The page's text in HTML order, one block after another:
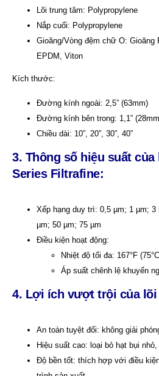
Lõi trung tâm: Polypropylene
Nắp cuối: Polypropylene
Gioăng/Vòng đệm chữ O: Gioăng
EPDM, Viton
Kích thước:
Đường kính ngoài: 2,5” (63mm)
Đường kính bên trong: 1,1”
Chiều dài: 10”, 20”, 30”, 40”
3. Thông số hiệu suấtcủa
Series Filtrafine:
Xếp hạng duy trì: 0,5 µm; 1 µm;
µm; 50 µm; 75 µm
Điều kiện hoạt động:
Nhiệt độ tối đa: 167°F
Áp suất chênh lệ khuyến
4. Lợi ích vượt trội của
An toàn tuyệt đối: không giải
Hiệu suất cao: loại bỏ hạt bụi
Độ bền tốt: thích hợp với điều